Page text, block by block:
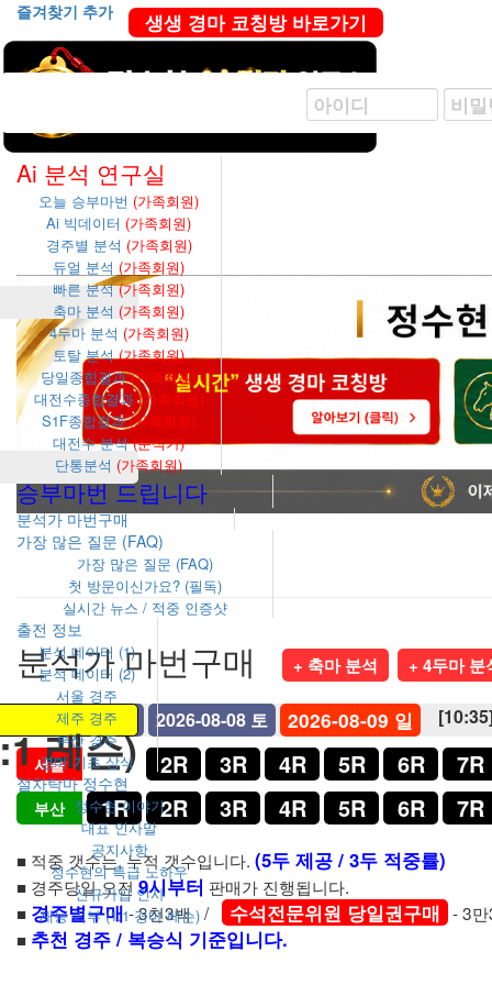
즐겨찾기 추가 생생 경마 코칭방 바로가기
Ai 분석 연구실
오늘 승부마번 (가족회원)
Ai 빅데이터 (가족회원)
경주별 분석 (가족회원)
듀얼 분석 (가족회원)
빠른 분석(가족회원)
축마 분석 (가족회원)
4두마 분석 (가족회원)
토탈 분석(가족회원)
당일종합결과(가족회원)
대전수종합결과(가족회원)
S1F종합결과(가족회원)
대전수 분석(분석가)
단통분석 (가족회원)
승부마번 드립니다
분석가 마번구매
가장 많은 질문 (FAQ)
가장 많은 질문 (FAQ)
첫 방문이신가요? (필독)
실시간 뉴스 / 적중 인증샷
출전 정보
분석 데이터 (1)
분석 데이터 (2)
서울 경주
제주 경주
부산 경주
경마 기초 상식
절차탁마 정수현
정수현 이야기
대표 인사말
공지사항
정수현의 특급 노하우
신규가입 인사
재능 기부 (1:1 경마 레슨)
분석가마번구매 + 축마 분석 + 4두마 분
2026-08-07 금 2026-08-08 토 2026-08-09 일
서울 1R 2R 3R 4R 5R 6R 7R
부산 1R 2R 3R 4R 5R 6R 7R
■ 적중 갯수는, 누적 갯수입니다. (5두 제공 / 3두 적중률)
■ 경주당일 오전9시부터 판매가 진행됩니다.
■ 경주별구매- 3천3백 / 수석전문위원 당일권구매 - 3
■ 추천 경주 / 복승식 기준입니다.
레슨)